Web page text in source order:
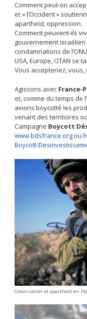
Comment peut-on
et « l’Occident »
apartheid, oppression.
Comment peuvent-ils
gouvernement
condamnations de
USA, Europe, OTAN se
Vous accepteriez,
Agissons avec France-
et, comme du temps de
avions boycotté les
venant des territoires
Campagne Boycott
www.bdsfrance.org ou
Boycott-
Colonisation et apartheid en